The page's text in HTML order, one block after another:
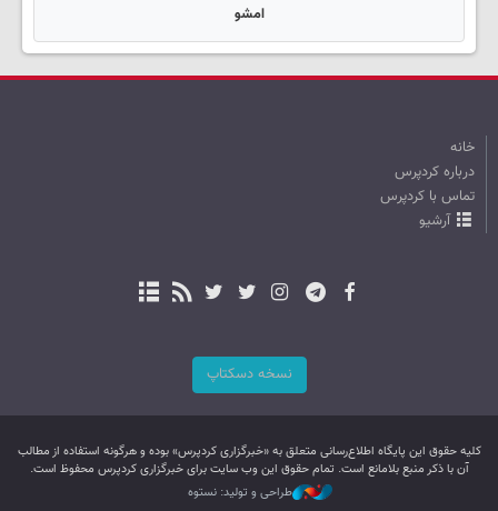
امشو
خانه
درباره کردپرس
تماس با کردپرس
آرشیو
نسخه دسکتاپ
کليه حقوق اين پایگاه اطلاع‌رسانی متعلق به «خبرگزاری کردپرس» بوده و هرگونه استفاده از مطالب
آن با ذکر منبع بلامانع است. تمام حقوق این وب سایت برای خبرگزاری کردپرس محفوظ است.
طراحی و تولید: نستوه